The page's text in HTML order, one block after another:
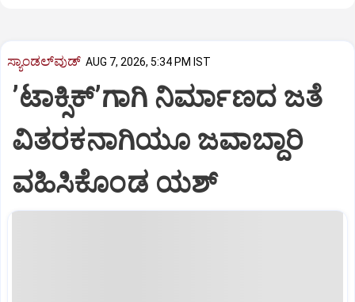
ಸ್ಯಾಂಡಲ್‌ವುಡ್‌ AUG 7, 2026, 5:34 PM IST
ʼಟಾಕ್ಸಿಕ್‌ʼಗಾಗಿ ನಿರ್ಮಾಣದ ಜತೆ
ವಿತರಕನಾಗಿಯೂ ಜವಾಬ್ದಾರಿ
ವಹಿಸಿಕೊಂಡ ಯಶ್